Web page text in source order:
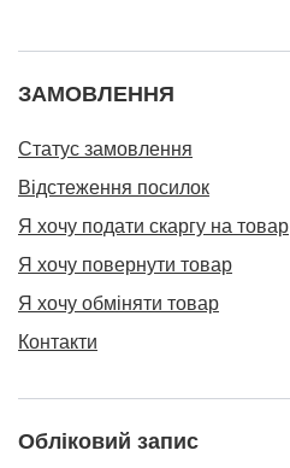
ЗАМОВЛЕННЯ
Статус замовлення
Відстеження посилок
Я хочу подати скаргу на товар
Я хочу повернути товар
Я хочу обміняти товар
Контакти
Обліковий запис